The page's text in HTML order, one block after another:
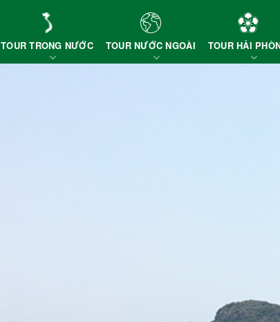
TOUR TRONG NƯỚC TOUR NƯỚC NGOÀI TOUR HẢI